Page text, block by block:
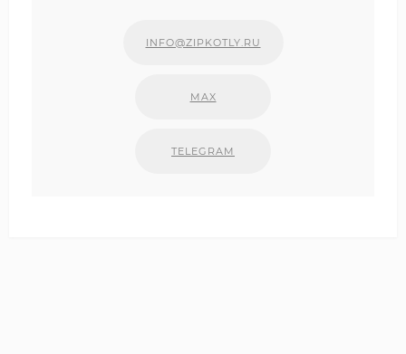
INFO@ZIPKOTLY.RU
MAX
TELEGRAM